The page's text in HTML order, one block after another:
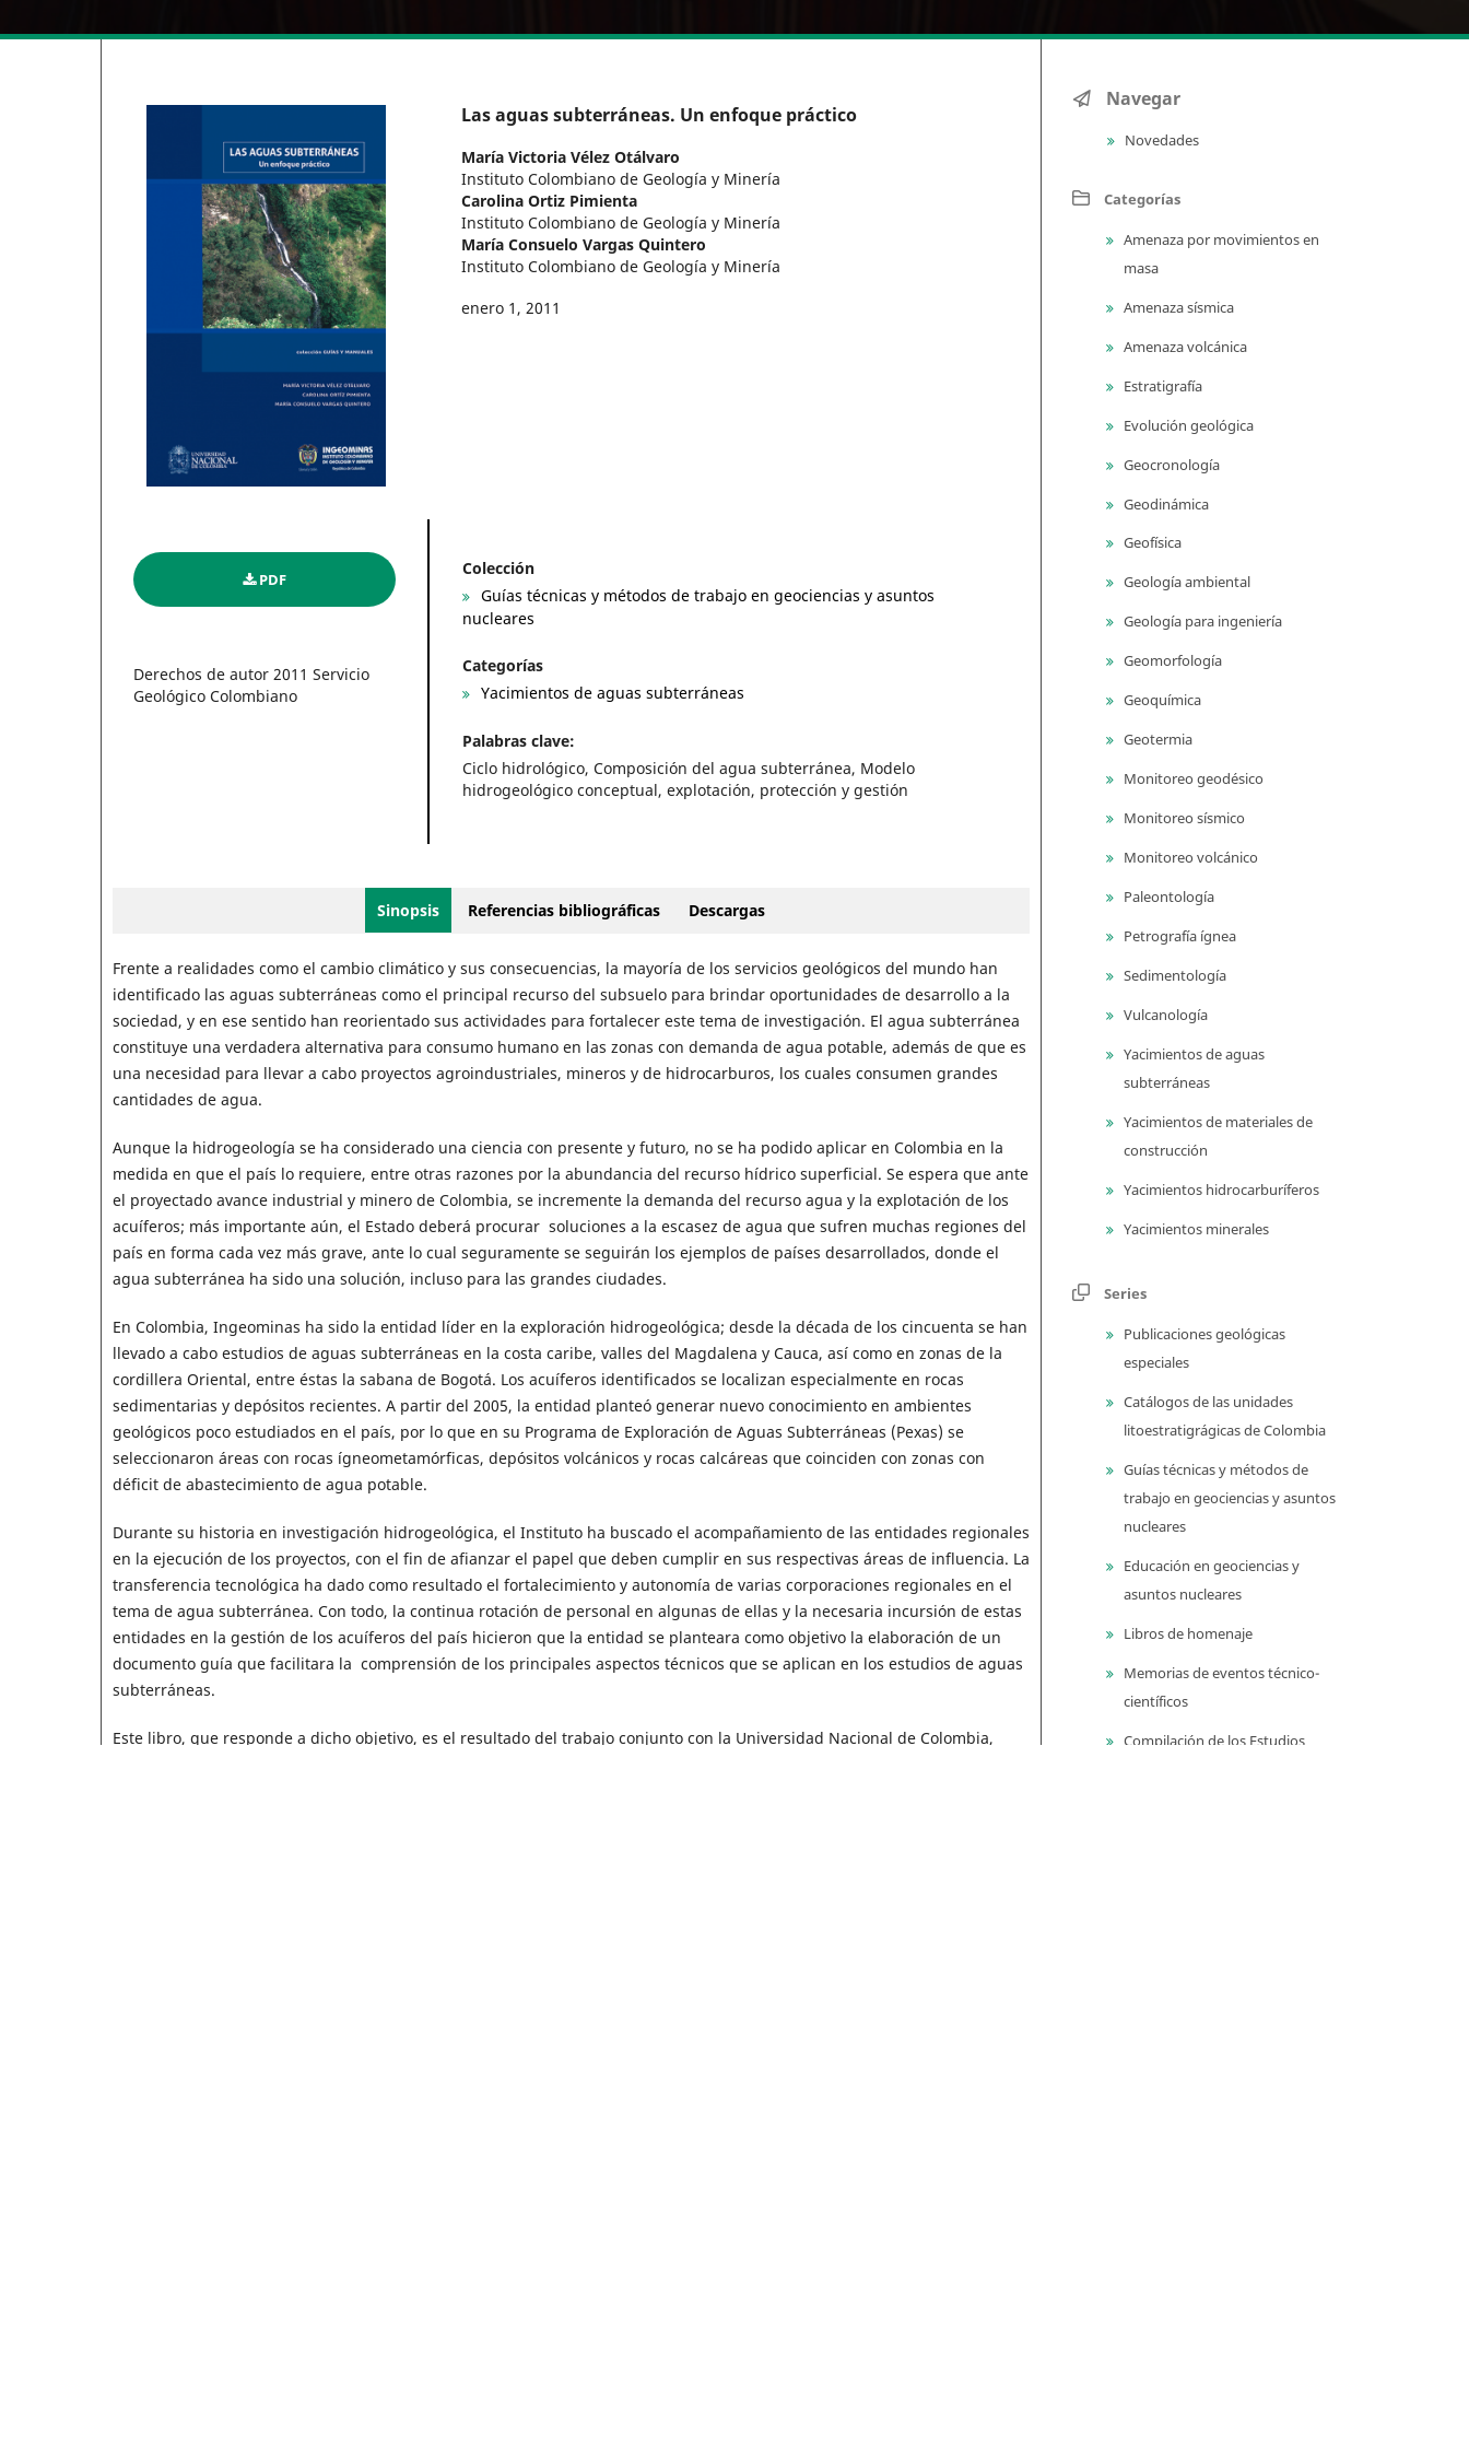
Las aguas subterráneas. Un enfoque práctico
María Victoria Vélez Otálvaro
Instituto Colombiano de Geología y Minería
Carolina Ortiz Pimienta
Instituto Colombiano de Geología y Minería
María Consuelo Vargas Quintero
Instituto Colombiano de Geología y Minería
enero 1, 2011
PDF
Derechos de autor 2011 Servicio
Geológico Colombiano
Colección
Guías técnicas y métodos de trabajo en geociencias y asuntos
nucleares
Categorías
Yacimientos de aguas subterráneas
Palabras clave:
Ciclo hidrológico, Composición del agua subterránea, Modelo
hidrogeológico conceptual, explotación, protección y gestión
Sinopsis Referencias bibliográficas Descargas
Frente a realidades como el cambio climático y sus consecuencias, la mayoría de los servicios geológicos del mundo han
identificado las aguas subterráneas como el principal recurso del subsuelo para brindar oportunidades de desarrollo a la
sociedad, y en ese sentido han reorientado sus actividades para fortalecer este tema de investigación. El agua subterránea
constituye una verdadera alternativa para consumo humano en las zonas con demanda de agua potable, además de que es
una necesidad para llevar a cabo proyectos agroindustriales, mineros y de hidrocarburos, los cuales consumen grandes
cantidades de agua.
Aunque la hidrogeología se ha considerado una ciencia con presente y futuro, no se ha podido aplicar en Colombia en la
medida en que el país lo requiere, entre otras razones por la abundancia del recurso hídrico superficial. Se espera que ante
el proyectado avance industrial y minero de Colombia, se incremente la demanda del recurso agua y la explotación de los
acuíferos; más importante aún, el Estado deberá procurar soluciones a la escasez de agua que sufren muchas regiones del
país en forma cada vez más grave, ante lo cual seguramente se seguirán los ejemplos de países desarrollados, donde el
agua subterránea ha sido una solución, incluso para las grandes ciudades.
En Colombia, Ingeominas ha sido la entidad líder en la exploración hidrogeológica; desde la década de los cincuenta se han
llevado a cabo estudios de aguas subterráneas en la costa caribe, valles del Magdalena y Cauca, así como en zonas de la
cordillera Oriental, entre éstas la sabana de Bogotá. Los acuíferos identificados se localizan especialmente en rocas
sedimentarias y depósitos recientes. A partir del 2005, la entidad planteó generar nuevo conocimiento en ambientes
geológicos poco estudiados en el país, por lo que en su Programa de Exploración de Aguas Subterráneas (Pexas) se
seleccionaron áreas con rocas ígneometamórficas, depósitos volcánicos y rocas calcáreas que coinciden con zonas con
déficit de abastecimiento de agua potable.
Durante su historia en investigación hidrogeológica, el Instituto ha buscado el acompañamiento de las entidades regionales
en la ejecución de los proyectos, con el fin de afianzar el papel que deben cumplir en sus respectivas áreas de influencia. La
transferencia tecnológica ha dado como resultado el fortalecimiento y autonomía de varias corporaciones regionales en el
tema de agua subterránea. Con todo, la continua rotación de personal en algunas de ellas y la necesaria incursión de estas
entidades en la gestión de los acuíferos del país hicieron que la entidad se planteara como objetivo la elaboración de un
documento guía que facilitara la comprensión de los principales aspectos técnicos que se aplican en los estudios de aguas
subterráneas.
Este libro, que responde a dicho objetivo, es el resultado del trabajo conjunto con la Universidad Nacional de Colombia,
Navegar
Novedades
Categorías
Amenaza por movimientos en
masa
Amenaza sísmica
Amenaza volcánica
Estratigrafía
Evolución geológica
Geocronología
Geodinámica
Geofísica
Geología ambiental
Geología para ingeniería
Geomorfología
Geoquímica
Geotermia
Monitoreo geodésico
Monitoreo sísmico
Monitoreo volcánico
Paleontología
Petrografía ígnea
Sedimentología
Vulcanología
Yacimientos de aguas
subterráneas
Yacimientos de materiales de
construcción
Yacimientos hidrocarburíferos
Yacimientos minerales
Series
Publicaciones geológicas
especiales
Catálogos de las unidades
litoestratigrágicas de Colombia
Guías técnicas y métodos de
trabajo en geociencias y asuntos
nucleares
Educación en geociencias y
asuntos nucleares
Libros de homenaje
Memorias de eventos técnico-
científicos
Compilación de los Estudios